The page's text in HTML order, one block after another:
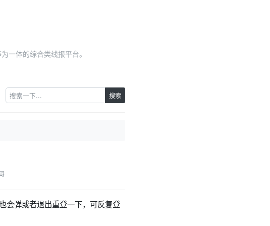
一体的综合类线报平台。
搜索
会弹或者退出重登一下，可反复登